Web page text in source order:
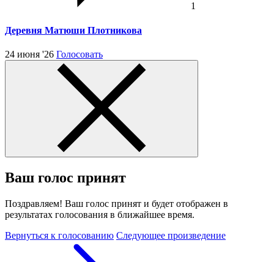
1
Деревня Матюши Плотникова
24 июня '26 Голосовать
Ваш голос принят
Поздравляем! Ваш голос принят и будет отображен в
результатах голосования в ближайшее время.
Вернуться к голосованию Следующее произведение